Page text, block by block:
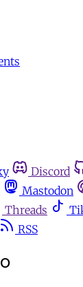
Discord
Mastodon
Threads
RSS